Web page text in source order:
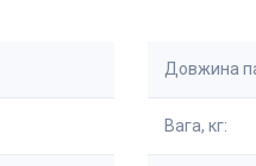
Довжина
Вага, кг: